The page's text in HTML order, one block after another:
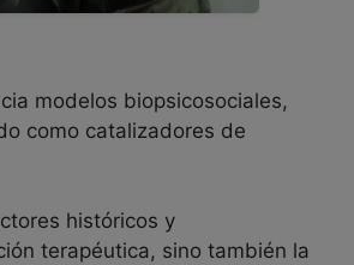
modelos biopsicosociales,
como catalizadores de
históricos y
terapéutica, sino también la